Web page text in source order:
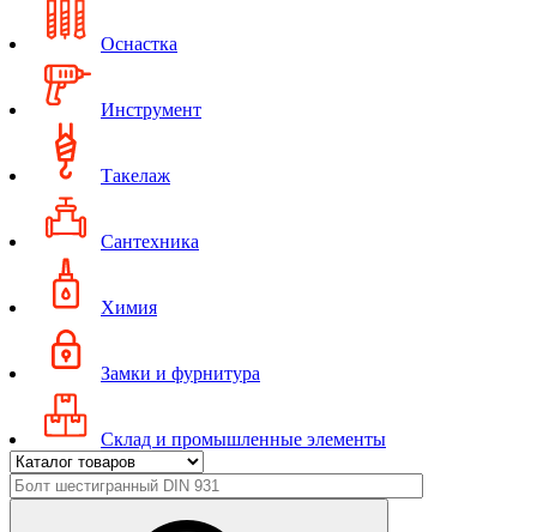
Оснастка
Инструмент
Такелаж
Сантехника
Химия
Замки и фурнитура
Склад и промышленные элементы